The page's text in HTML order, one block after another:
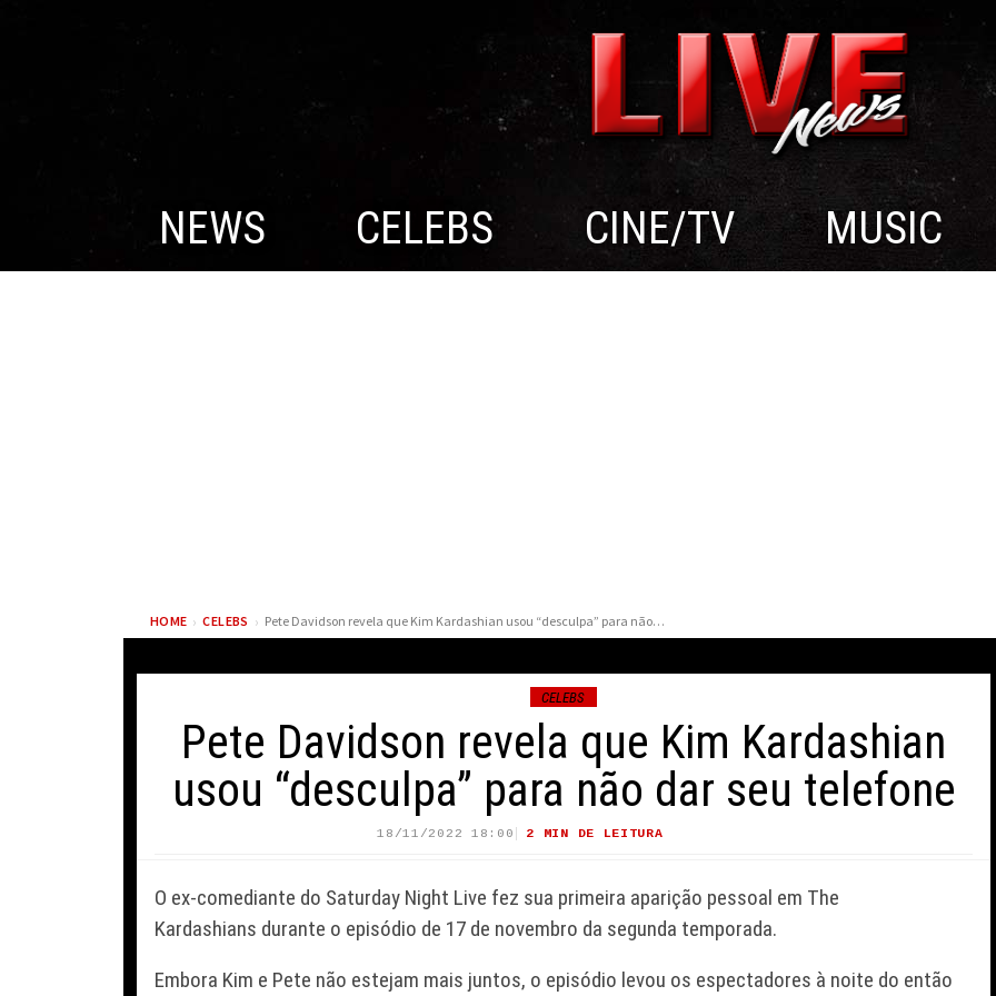
NEWS CELEBS CINE/TV MUSIC
HOME › CELEBS › Pete Davidson revela que Kim Kardashian usou “desculpa” para não dar seu telefone
CELEBS
Pete Davidson revela que Kim Kardashian
usou “desculpa” para não dar seu telefone
18/11/2022 18:00 2 MIN DE LEITURA
O ex-comediante do Saturday Night Live fez sua primeira aparição pessoal em The
Kardashians durante o episódio de 17 de novembro da segunda temporada.
Embora Kim e Pete não estejam mais juntos, o episódio levou os espectadores à noite do então
RECUPERA LADO B DE
DRAKE PARA REAFIRMAR
A INFLUÊNCIA DO
ESTRATÉGIA DOS
DODGERS APÓS CRÍTICAS
SOBRE HEGEMONIA DA
MARY RIVERA, A
NED EM HOMEM-
SEM VOLTA PARA
MORRE AOS 82